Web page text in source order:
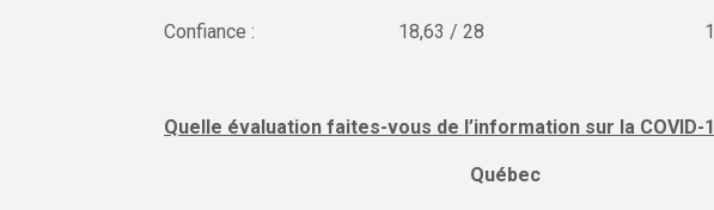
Confiance : 18,63 / 28 15,82
Quelle évaluation faites-vous de l’information sur la COVID-
Québec